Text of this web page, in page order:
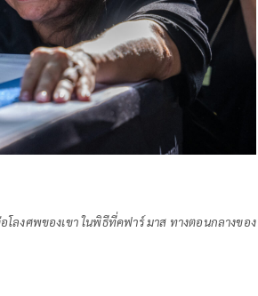
ลงศพของเขา ในพิธีที่คฟาร์ มาส ทางตอนกลางของ